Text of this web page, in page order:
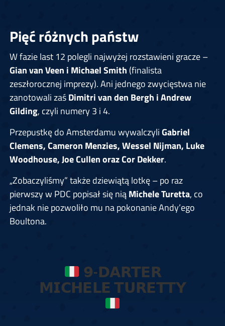
Pięć różnych państw
W fazie last 12 polegli najwyżej rozstawieni gracze –
Gian van Veen i Michael Smith (finalista
zeszłorocznej imprezy). Ani jednego zwycięstwa nie
zanotowali zaśDimitri van den Bergh i Andrew
Gilding, czyli numery 3 i 4.
Przepustkę do Amsterdamu wywalczyliGabriel
Clemens, Cameron Menzies, Wessel Nijman, Luke
Woodhouse, Joe Cullen oraz Cor Dekker.
„Zobaczyliśmy” także dziewiątą lotkę – po raz
pierwszy w PDC popisał się niąMichele Turetta, co
jednak nie pozwoliło mu na pokonanie Andy’ego
Boultona.
𝟵-𝗗𝗔𝗥𝗧𝗘𝗥
𝗠𝗜𝗖𝗛𝗘𝗟𝗘 𝗧𝗨𝗥𝗘𝗧𝗧𝗬